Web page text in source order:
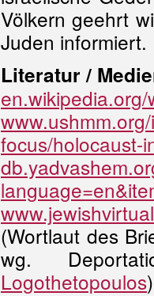
Völkern geehrt
Juden informiert.
Literatur /
focus/holocaust-
(Wortlaut des
wg.
Logothetopoulos)